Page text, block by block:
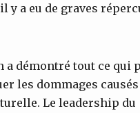
y a eu de graves
démontré tout ce qui
les dommages
Le leadership du